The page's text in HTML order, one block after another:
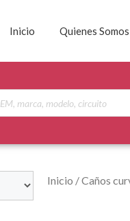
Inicio Quienes Somos
Inicio /Caños